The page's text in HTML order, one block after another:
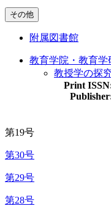
その他
附属図書館
教育学院・教育学
教授学の探
Print
第19号
第30号
第29号
第28号